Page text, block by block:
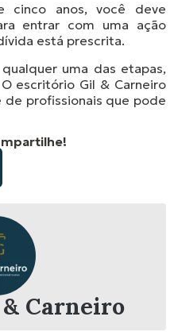
cinco anos, você deve
entrar com uma ação
está prescrita.
uma das etapas,
escritório Gil & Carneiro
profissionais que pode
Carneiro